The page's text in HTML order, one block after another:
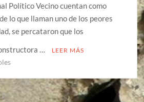
Político Vecino cuentan como
lo que llaman uno de los peores
se percataron que los
…
LEER MÁS